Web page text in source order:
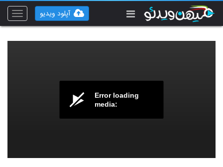
Toggle
آپلود ویدیو
Error loading
media: